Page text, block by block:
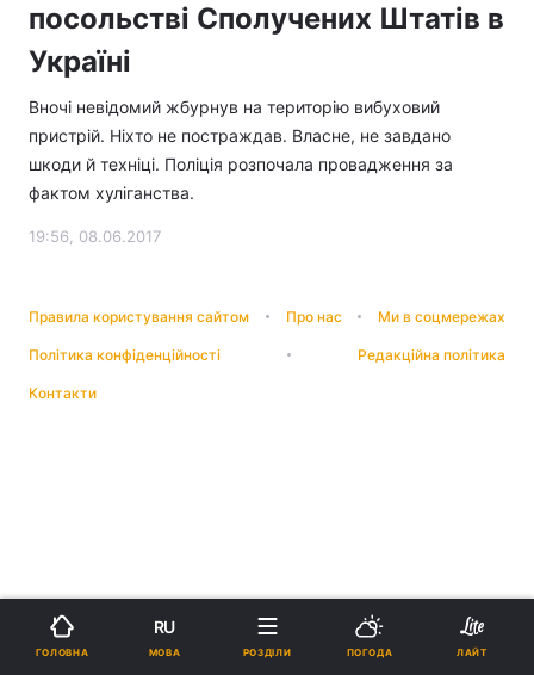
посольстві Сполучених Штатів в
Україні
Вночі невідомий жбурнув на територію вибуховий
пристрій. Ніхто не постраждав. Власне, не завдано
шкоди й техніці. Поліція розпочала провадження за
фактом хуліганства.
19:56, 08.06.2017
Правила користування сайтом Про нас Ми в соцмережах
Політика конфіденційності Редакційна політика
Контакти
ГОЛОВНА
RU
МОВА РОЗДІЛИ ПОГОДА ЛАЙТ